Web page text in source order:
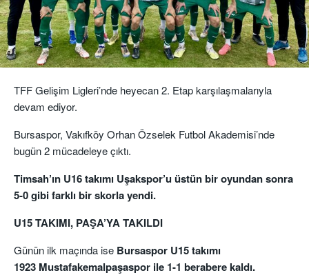
TFF Gelişim Ligleri’nde heyecan 2. Etap karşılaşmalarıyla
devam ediyor.
Bursaspor, Vakıfköy Orhan Özselek Futbol Akademisi’nde
bugün 2 mücadeleye çıktı.
Timsah’ın U16 takımı Uşakspor’u üstün bir oyundan sonra
5-0 gibi farklı bir skorla yendi.
U15 TAKIMI, PAŞA’YA TAKILDI
Günün ilk maçında ise Bursaspor U15 takımı
1923 Mustafakemalpaşaspor ile 1-1 berabere kaldı.